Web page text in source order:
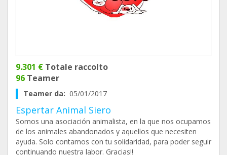
9.301 € Totale raccolto
96 Teamer
Teamer da: 05/01/2017
Espertar Animal Siero
Somos una asociación animalista, en la que nos ocupamos
de los animales abandonados y aquellos que necesiten
ayuda. Solo contamos con tu solidaridad, para poder seguir
continuando nuestra labor. Gracias!!